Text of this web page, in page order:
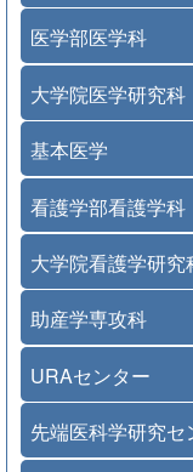
医学部医学科
大学院医学研究科
基本医学
看護学部看護学科
大学院看護学研究
助産学専攻科
URAセンター
先端医科学研究セ